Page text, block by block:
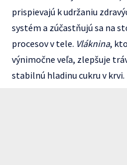
prispievajú k udržaniu
systém a zúčastňujú sa na
procesov v tele. Vláknina,
výnimočne veľa, zlepšuje
stabilnú hladinu cukru v krvi.